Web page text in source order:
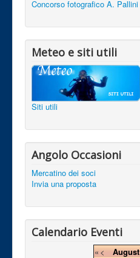
Concorso fotografico A. Pallini
Meteo e siti utili
Siti utili
Angolo Occasioni
Mercatino dei soci
Invia una proposta
Calendario Eventi
«< August